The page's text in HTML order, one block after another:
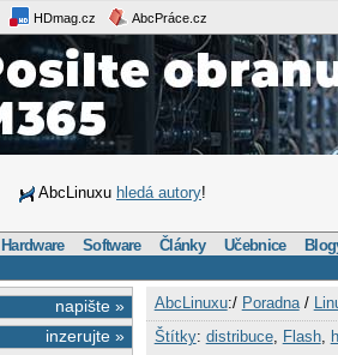
HDmag.cz AbcPráce.cz
AbcLinuxu hledá autory!
Hardware Software Články Učebnice
napište »
inzerujte »
AbcLinuxu:/ Poradna/
Štítky: distribuce, Flash,